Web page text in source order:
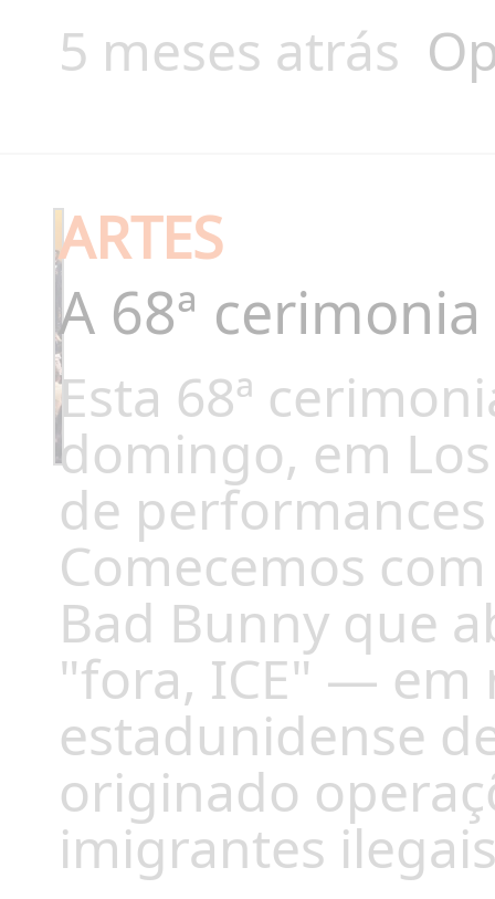
5 meses atrás
ARTES
A 68ª
Esta 68ª
domingo, em
de
Comecemos
Bad Bunny que
"fora, ICE" — em
estadunidense
originado
imigrantes